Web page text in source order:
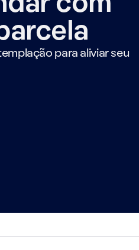
para aliviar seu